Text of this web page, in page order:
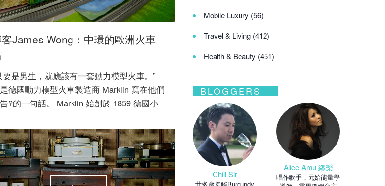
James Wong：中環的歐洲火車
要是男生，就應該有一套動力模型火車。”
德國動力模型火車製造商 Marklin 寫在他們
?的一句話。 Marklin 始創於 1859 德國小
Mobile Luxury (56)
Travel & Living (412)
Health & Beauty (451)
BLOGGERS
Chill Sir
廿多歲接觸Burgundy
Alice Amu 繆樂
唱作歌手，元始能量學